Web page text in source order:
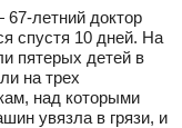
летний доктор
спустя 10 дней. На
пятерых детей в
на трех
над которыми
увязла в грязи, и